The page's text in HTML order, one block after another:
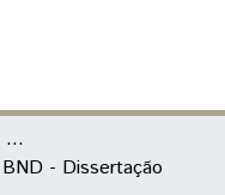
UNILA | Biblioteca Digital de Dissertações e Teses
BND - Dissertação